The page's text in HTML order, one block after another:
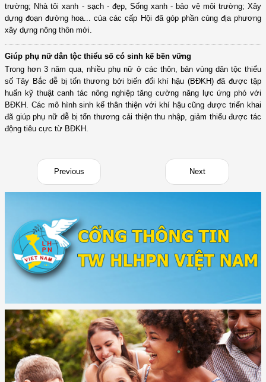
trường; Nhà tôi xanh - sạch - đẹp, Sống xanh - bảo vệ môi trường; Xây
dựng đoạn đường hoa... của các cấp Hội đã góp phần cùng địa phương
xây dựng nông thôn mới.
Giúp phụ nữ dân tộc thiểu số có sinh kế bền vững
Trong hơn 3 năm qua, nhiều phụ nữ ở các thôn, bản vùng dân tộc thiểu
số Tây Bắc dễ bị tổn thương bởi biến đổi khí hậu (BĐKH) đã được tập
huấn kỹ thuật canh tác nông nghiệp tăng cường năng lực ứng phó với
BĐKH. Các mô hình sinh kế thân thiện với khí hậu cũng được triển khai
đã giúp phụ nữ dễ bị tổn thương cải thiện thu nhập, giảm thiểu được tác
động tiêu cực từ BĐKH.
Previous Next